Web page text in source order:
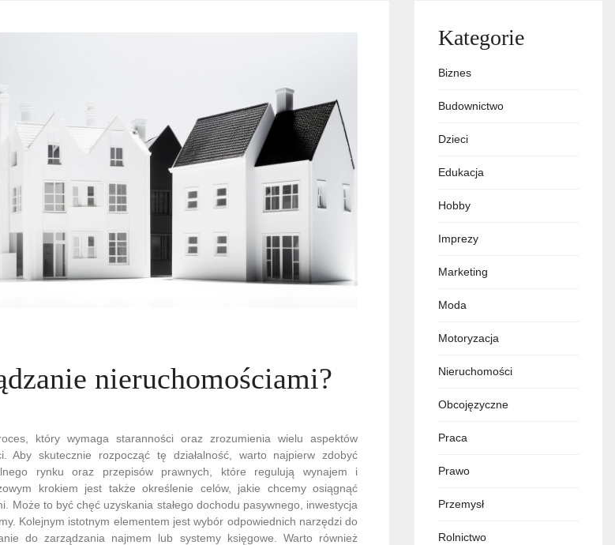
nieruchomościami?
który wymaga staranności oraz zrozumienia wielu aspektów
Aby skutecznie rozpocząć tę działalność, warto najpierw zdobyć
rynku oraz przepisów prawnych, które regulują wynajem i
krokiem jest także określenie celów, jakie chcemy osiągnąć
Może to być chęć uzyskania stałego dochodu pasywnego, inwestycja
Kolejnym istotnym elementem jest wybór odpowiednich narzędzi do
do zarządzania najmem lub systemy księgowe. Warto również
Kategorie
Biznes
Budownictwo
Dzieci
Edukacja
Hobby
Imprezy
Marketing
Moda
Motoryzacja
Nieruchomości
Obcojęzyczne
Praca
Prawo
Przemysł
Rolnictwo